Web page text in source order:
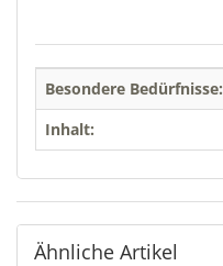
Besondere Bedürfnisse:
Inhalt:
Ähnliche Artikel